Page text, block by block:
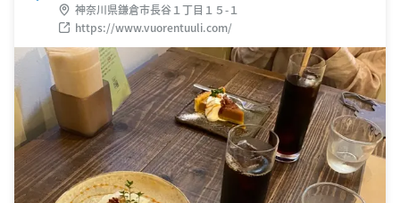
神奈川県鎌倉市長谷１丁目１５-１
https://www.vuorentuuli.com/